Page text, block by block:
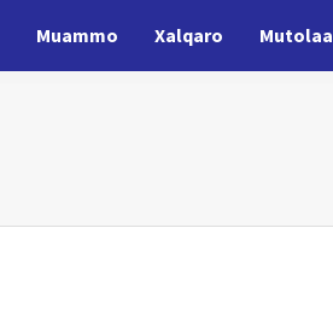
Muammo Xalqaro Mutolaa